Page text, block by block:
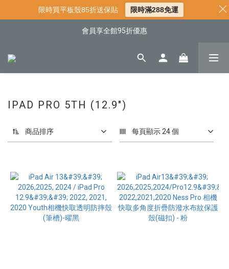
📍新客首購現折$50｜加入會員立即領取
📌年中下殺 手機殼3折起
會員享全館95折優惠
📍新客首購現折$50｜加入會員立即領取
IPAD PRO 5TH (12.9")
商品排序 每頁顯示 24 個
限時買平板殼85折送保貼 限時滿288免運